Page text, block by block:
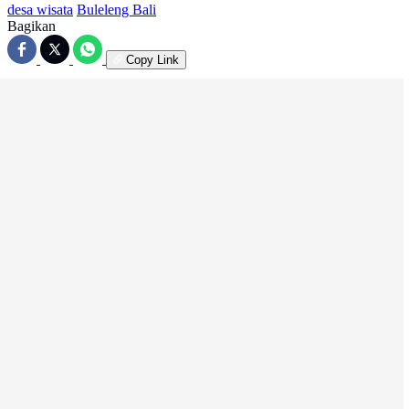
desa wisata Buleleng Bali
Bagikan
Copy Link